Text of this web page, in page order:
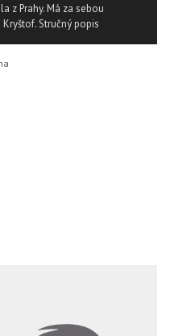
z Prahy. Má za sebou
Stručný popis